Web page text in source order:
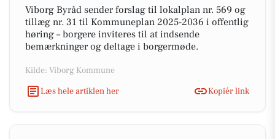
Viborg Byråd sender forslag til lokalplan nr. 569 og
tillæg nr. 31 til Kommuneplan 2025-2036 i offentlig
høring – borgere inviteres til at indsende
bemærkninger og deltage i borgermøde.
Kilde: Viborg Kommune
Læs hele artiklen her
Kopiér link